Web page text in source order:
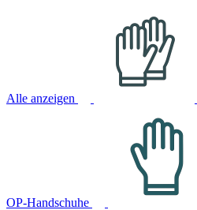
Alle anzeigen
OP-Handschuhe